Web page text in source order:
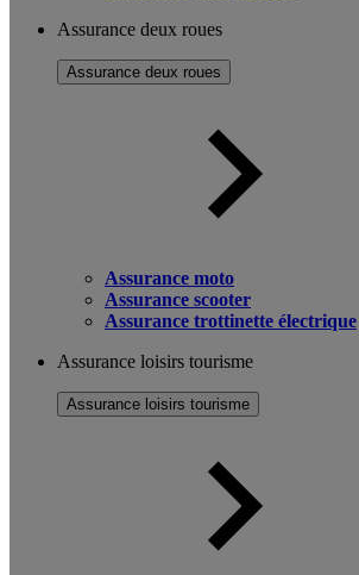
Assurance deux roues
Assurance deux roues
Assurance moto
Assurance scooter
Assurance trottinette électrique
Assurance loisirs tourisme
Assurance loisirs tourisme